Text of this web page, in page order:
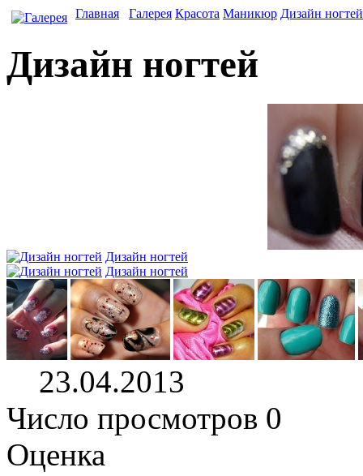
Главная Галерея Красота Маникюр Дизайн ногтей
Дизайн ногтей
Дизайн ногтей
Дизайн ногтей
23.04.2013
Число просмотров 0
Оценка